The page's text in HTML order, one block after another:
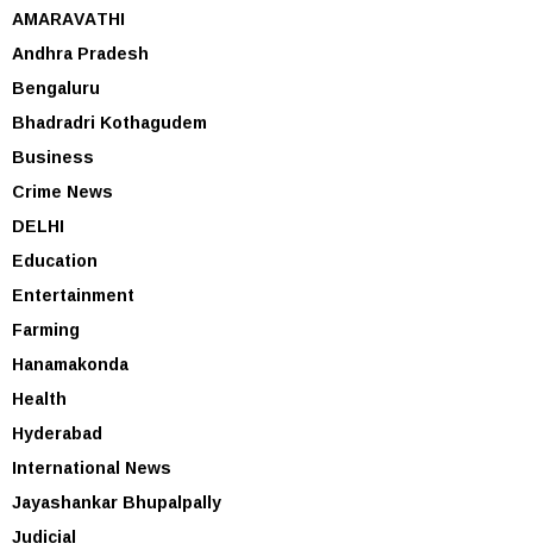
AMARAVATHI
Andhra Pradesh
Bengaluru
Bhadradri Kothagudem
Business
Crime News
DELHI
Education
Entertainment
Farming
Hanamakonda
Health
Hyderabad
International News
Jayashankar Bhupalpally
Judicial